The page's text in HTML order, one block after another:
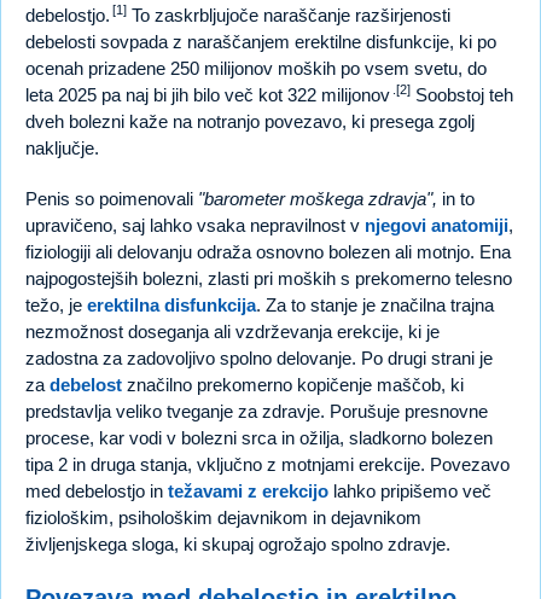
debelostjo. [1] To zaskrbljujoče naraščanje razširjenosti
debelosti sovpada z naraščanjem erektilne disfunkcije, ki po
ocenah prizadene 250 milijonov moških po vsem svetu, do
leta 2025 pa naj bi jih bilo več kot 322 milijonov .[2] Soobstoj teh
dveh bolezni kaže na notranjo povezavo, ki presega zgolj
naključje.
Penis so poimenovali "barometer moškega zdravja", in to
upravičeno, saj lahko vsaka nepravilnost v njegovi anatomiji,
fiziologiji ali delovanju odraža osnovno bolezen ali motnjo. Ena
najpogostejših bolezni, zlasti pri moških s prekomerno telesno
težo, je erektilna disfunkcija. Za to stanje je značilna trajna
nezmožnost doseganja ali vzdrževanja erekcije, ki je
zadostna za zadovoljivo spolno delovanje. Po drugi strani je
za debelost značilno prekomerno kopičenje maščob, ki
predstavlja veliko tveganje za zdravje. Porušuje presnovne
procese, kar vodi v bolezni srca in ožilja, sladkorno bolezen
tipa 2 in druga stanja, vključno z motnjami erekcije. Povezavo
med debelostjo in težavami z erekcijo lahko pripišemo več
fiziološkim, psihološkim dejavnikom in dejavnikom
življenjskega sloga, ki skupaj ogrožajo spolno zdravje.